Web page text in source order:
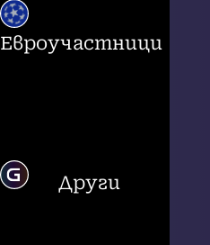
Евроучастници
Други